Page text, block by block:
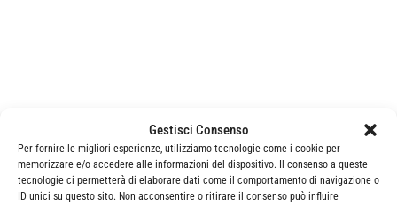
Gestisci Consenso
Per fornire le migliori esperienze, utilizziamo tecnologie come i cookie per
memorizzare e/o accedere alle informazioni del dispositivo. Il consenso a queste
tecnologie ci permetterà di elaborare dati come il comportamento di navigazione o
ID unici su questo sito. Non acconsentire o ritirare il consenso può influire